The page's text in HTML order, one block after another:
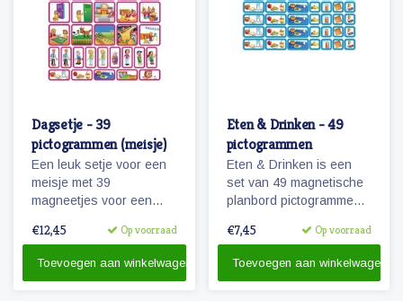
Dagsetje - 39
pictogrammen (meisje)
Een leuk setje voor een
meisje met 39
magneetjes voor een
magneetjes voor school,
natuurlijk ook sport, spel
€12,45 Op voorraad
Toevoegen aan winkelwagen
Eten & Drinken - 49
pictogrammen
Eten & Drinken is een
set van 49 magnetische
planbord pictogrammen
€7,45 Op voorraad
Toevoegen aan winkelwagen